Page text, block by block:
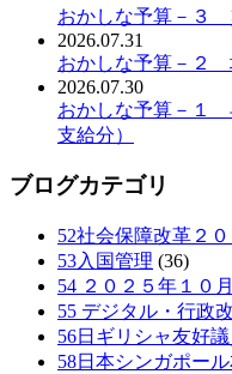
おかしな予算－３
2026.07.31
おかしな予算－２
2026.07.30
おかしな予算－１
支給分）
ブログカテゴリ
52社会保障改革２０
53入国管理 (36)
54 ２０２５年１０
55 デジタル・行政
56日ギリシャ友好
58日本シンガポー